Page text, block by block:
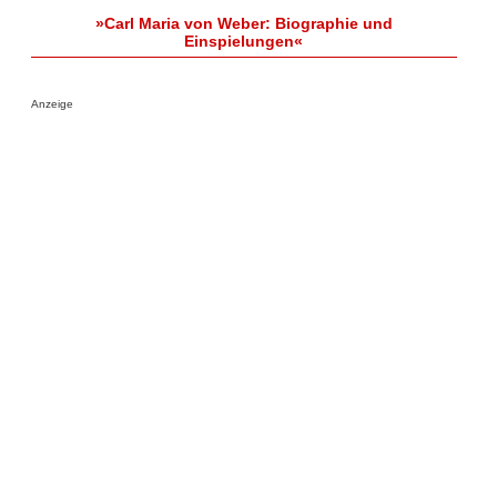
»Carl Maria von Weber: Biographie und
Einspielungen«
Anzeige